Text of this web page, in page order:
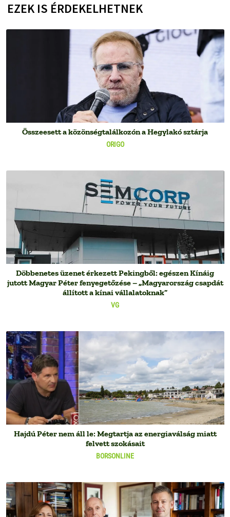
EZEK IS ÉRDEKELHETNEK
ORIGO
Összeesett a közönségtalálkozón a Hegylakó sztárja
VG
Döbbenetes üzenet érkezett Pekingből: egészen Kínáig
jutott Magyar Péter fenyegetőzése – „Magyarország csapdát
állított a kínai vállalatoknak”
BORSONLINE
Hajdú Péter nem áll le: Megtartja az energiaválság miatt
felvett szokásait